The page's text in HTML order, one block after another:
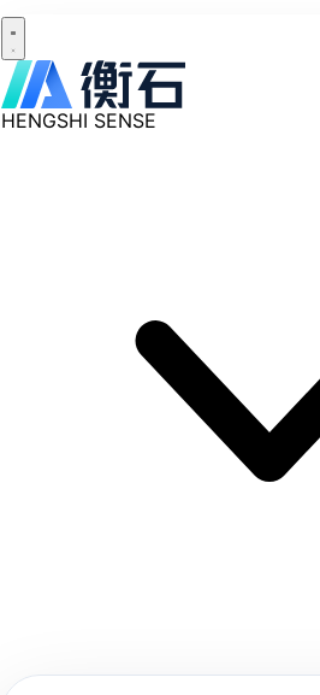
HENGSHI SENSE